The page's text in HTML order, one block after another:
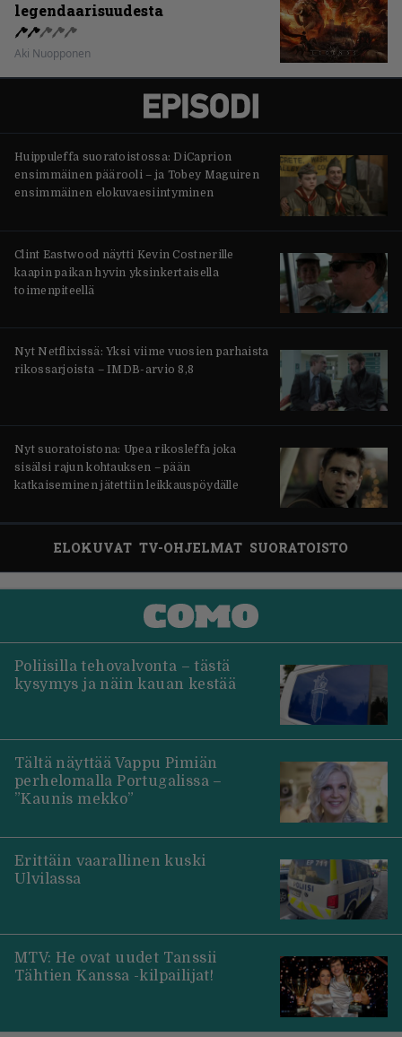
legendaarisuudesta
Aki Nuopponen
Huippuleffa suoratoistossa: DiCaprion
ensimmäinen päärooli – ja Tobey Maguiren
ensimmäinen elokuvaesiintyminen
Clint Eastwood näytti Kevin Costnerille
kaapin paikan hyvin yksinkertaisella
toimenpiteellä
Nyt Netflixissä: Yksi viime vuosien parhaista
rikossarjoista – IMDB-arvio 8,8
Nyt suoratoistona: Upea rikosleffa joka
sisälsi rajun kohtauksen – pään
katkaiseminen jätettiin leikkauspöydälle
ELOKUVAT TV-OHJELMAT SUORATOISTO
Poliisilla tehovalvonta – tästä
kysymys ja näin kauan kestää
Tältä näyttää Vappu Pimiän
perhelomalla Portugalissa –
”Kaunis mekko”
Erittäin vaarallinen kuski
Ulvilassa
MTV: He ovat uudet Tanssii
Tähtien Kanssa -kilpailijat!